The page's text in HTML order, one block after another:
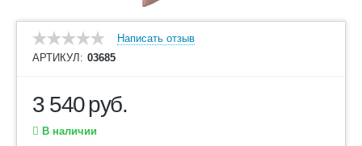
Написать отзыв
АРТИКУЛ: 03685
3 540руб.
В наличии